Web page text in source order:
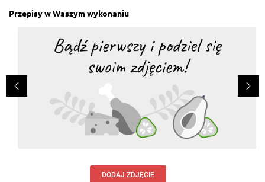
Przepisy w Waszym wykonaniu
DODAJ ZDJĘCIE